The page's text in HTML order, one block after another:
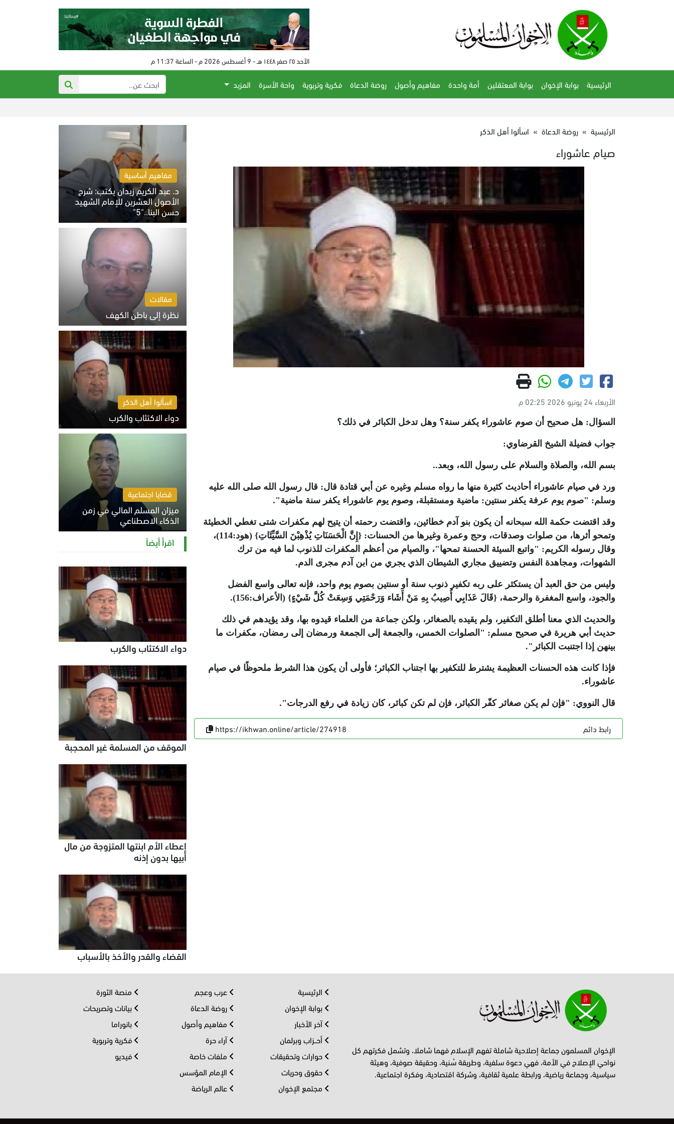
الأحد ٢٥ صفر ١٤٤٨ هـ - 9 أغسطس 2026 م - الساعة 11:37 م
الرئيسية بوابة الإخوان بوابة المعتقلين أمة واحدة مفاهيم وأصول روضة الدعاة فكرية وتربوية واحة الأسرة
المزيد
الرئيسية » روضة الدعاة » اسألوا أهل الذكر
صيام عاشوراء
الأربعاء 24 يونيو 2026 02:25 م
السؤال: هل صحيح أن صوم عاشوراء يكفر سنة؟ وهل تدخل الكبائر في ذلك؟
جواب فضيلة الشيخ القرضاوي:
بسم الله، والصلاة والسلام على رسول الله، وبعد..
ورد في صيام عاشوراء أحاديث كثيرة منها ما رواه مسلم وغيره عن أبي قتادة قال: قال رسول الله صلى الله عليه
وسلم: "صوم يوم عرفة يكفر سنتين: ماضية ومستقبلة، وصوم يوم عاشوراء يكفر سنة ماضية".
وقد اقتضت حكمة الله سبحانه أن يكون بنو آدم خطائين، واقتضت رحمته أن يتيح لهم مكفرات شتى تغطي الخطيئة
وتمحو أثرها، من صلوات وصدقات، وحج وعمرة وغيرها من الحسنات: {إِنَّ الْحَسَنَاتِ يُذْهِبْنَ السَّيِّئَاتِ} (هود:114)،
وقال رسوله الكريم: "واتبع السيئة الحسنة تمحها"، والصيام من أعظم المكفرات للذنوب لما فيه من ترك
الشهوات، ومجاهدة النفس وتضييق مجاري الشيطان الذي يجري من ابن آدم مجرى الدم.
وليس من حق العبد أن يستكثر على ربه تكفير ذنوب سنة أو سنتين بصوم يوم واحد، فإنه تعالى واسع الفضل
والجود، واسع المغفرة والرحمة، {قَالَ عَذَابِي أُصِيبُ بِهِ مَنْ أَشَاء وَرَحْمَتِي وَسِعَتْ كُلَّ شَيْءٍ} (الأعراف:156).
والحديث الذي معنا أطلق التكفير، ولم يقيده بالصغائر، ولكن جماعة من العلماء قيدوه بها، وقد يؤيدهم في ذلك
حديث أبي هريرة في صحيح مسلم: "الصلوات الخمس، والجمعة إلى الجمعة ورمضان إلى رمضان، مكفرات ما
بينهن إذا اجتنبت الكبائر".
فإذا كانت هذه الحسنات العظيمة يشترط للتكفير بها اجتناب الكبائر؛ فأولى أن يكون هذا الشرط ملحوظًا في صيام
عاشوراء.
قال النووي: "فإن لم يكن صغائر كفّر الكبائر، فإن لم تكن كبائر، كان زيادة في رفع الدرجات".
رابط دائم https://ikhwan.online/article/274918
مفاهيم أساسية
د. عبد الكريم زيدان يكتب: شرح
الأصول العشرين للإمام الشهيد
حسن البنا.."5"
السبت 8 أغسطس 2026 10:46 ص
مقالات
نظرة إلى باطن الكهف
السبت 8 أغسطس 2026 11:04 ص
اسألوا أهل الذكر
دواء الاكتئاب والكرب
السبت 8 أغسطس 2026 10:54 ص
قضايا اجتماعية
ميزان المسلم المالي في زمن
الذكاء الاصطناعي
السبت 8 أغسطس 2026 11:21 ص
اقرأ أيضاً
دواء الاكتئاب والكرب
الموقف من المسلمة غير المحجبة
إعطاء الأم ابنتها المتزوجة من مال
أبيها بدون إذنه
القضاء والقدر والأخذ بالأسباب
الإخوان المسلمون جماعة إصلاحية شاملة تفهم الإسلام فهما شاملا، وتشمل فكرتهم كل
نواحي الإصلاح في الأمة، فهي دعوة سلفية، وطريقة سُنية، وحقيقة صوفية، وهيئة
سياسية، وجماعة رياضية، ورابطة علمية ثقافية، وشركة اقتصادية، وفكرة اجتماعية.
الرئيسية
بوابة الإخوان
آخر الأخبار
أحــزاب وبرلمان
حوارات وتحقيقات
حقوق وحريات
مجتمع الإخوان
عرب وعجم
روضة الدعاة
مفاهيم وأصول
آراء حرة
ملفات خاصة
الإمام المؤسس
عالم الرياضة
منصة الثورة
بيانات وتصريحات
بانوراما
فكرية وتربوية
فيديو